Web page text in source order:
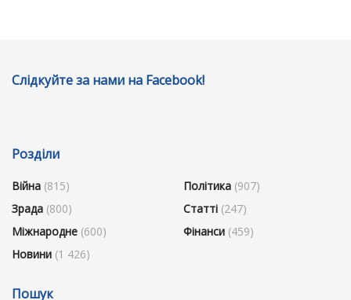
Слідкуйте за нами на Facebook!
Розділи
Війна (815)
Зрада (800)
Міжнародне (600)
Новини (1 426)
Політика (907)
Статті (247)
Фінанси (459)
Пошук